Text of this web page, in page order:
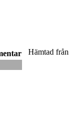
Hämtad från